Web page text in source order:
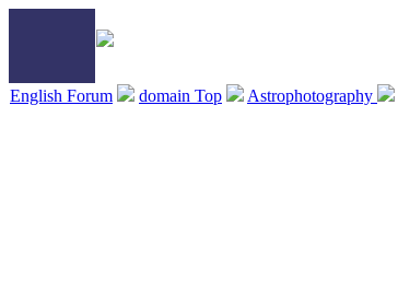
English Forum domain Top Astrophotography